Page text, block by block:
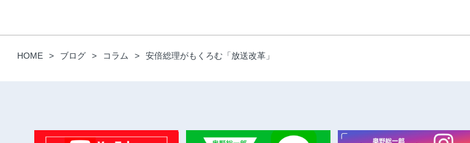
HOME ブログ コラム 安倍総理がもくろむ「放送改革」